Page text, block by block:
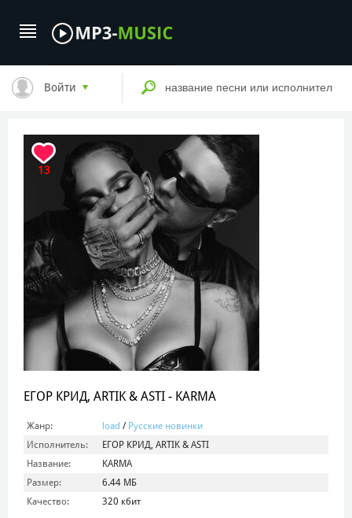
Войти
13
ЕГОР КРИД, ARTIK & ASTI - KARMA
Жанр: load / Русские новинки
Исполнитель:
ЕГОР КРИД, ARTIK & ASTI
Название:
KARMA
Размер:
6.44 МБ
Качество:
320 кбит